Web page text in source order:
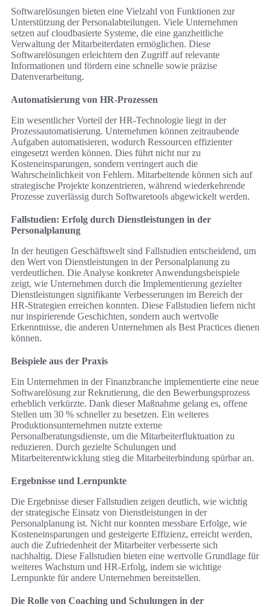
Softwarelösungen bieten eine Vielzahl von Funktionen zur
Unterstützung der Personalabteilungen. Viele Unternehmen
setzen auf cloudbasierte Systeme, die eine ganzheitliche
Verwaltung der Mitarbeiterdaten ermöglichen. Diese
Softwarelösungen erleichtern den Zugriff auf relevante
Informationen und fördern eine schnelle sowie präzise
Datenverarbeitung.
Automatisierung von HR-Prozessen
Ein wesentlicher Vorteil der HR-Technologie liegt in der
Prozessautomatisierung. Unternehmen können zeitraubende
Aufgaben automatisieren, wodurch Ressourcen effizienter
eingesetzt werden können. Dies führt nicht nur zu
Kosteneinsparungen, sondern verringert auch die
Wahrscheinlichkeit von Fehlern. Mitarbeitende können sich auf
strategische Projekte konzentrieren, während wiederkehrende
Prozesse zuverlässig durch Softwaretools abgewickelt werden.
Fallstudien: Erfolg durch Dienstleistungen in der
Personalplanung
In der heutigen Geschäftswelt sind Fallstudien entscheidend, um
den Wert von Dienstleistungen in der Personalplanung zu
verdeutlichen. Die Analyse konkreter Anwendungsbeispiele
zeigt, wie Unternehmen durch die Implementierung gezielter
Dienstleistungen signifikante Verbesserungen im Bereich der
HR-Strategien erreichen konnten. Diese Fallstudien liefern nicht
nur inspirierende Geschichten, sondern auch wertvolle
Erkenntnisse, die anderen Unternehmen als Best Practices dienen
können.
Beispiele aus der Praxis
Ein Unternehmen in der Finanzbranche implementierte eine neue
Softwarelösung zur Rekrutierung, die den Bewerbungsprozess
erheblich verkürzte. Dank dieser Maßnahme gelang es, offene
Stellen um 30 % schneller zu besetzen. Ein weiteres
Produktionsunternehmen nutzte externe
Personalberatungsdienste, um die Mitarbeiterfluktuation zu
reduzieren. Durch gezielte Schulungen und
Mitarbeiterentwicklung stieg die Mitarbeiterbindung spürbar an.
Ergebnisse und Lernpunkte
Die Ergebnisse dieser Fallstudien zeigen deutlich, wie wichtig
der strategische Einsatz von Dienstleistungen in der
Personalplanung ist. Nicht nur konnten messbare Erfolge, wie
Kosteneinsparungen und gesteigerte Effizienz, erreicht werden,
auch die Zufriedenheit der Mitarbeiter verbesserte sich
nachhaltig. Diese Fallstudien bieten eine wertvolle Grundlage für
weiteres Wachstum und HR-Erfolg, indem sie wichtige
Lernpunkte für andere Unternehmen bereitstellen.
Die Rolle von Coaching und Schulungen in der